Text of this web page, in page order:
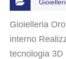
Gioielleria
interno
tecnologia 3D